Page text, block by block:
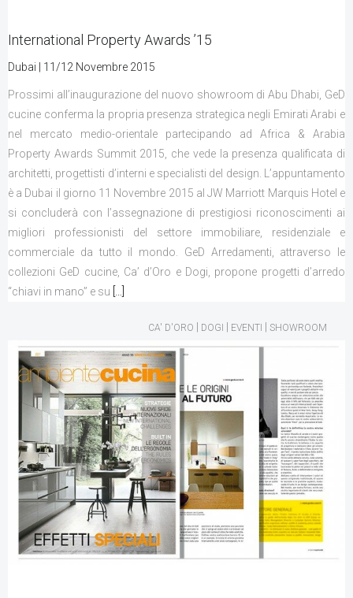
International Property Awards ’15
Dubai | 11/12 Novembre 2015
Prossimi all’inaugurazione del nuovo showroom di Abu Dhabi, GeD
cucine conferma la propria presenza strategica negli Emirati Arabi e
nel mercato medio-orientale partecipando ad Africa & Arabia
Property Awards Summit 2015, che vede la presenza qualificata di
architetti, progettisti d’interni e specialisti del design. L’appuntamento
è a Dubai il giorno 11 Novembre 2015 al JW Marriott Marquis Hotel e
si concluderà con l’assegnazione di prestigiosi riconoscimenti ai
migliori professionisti del settore immobiliare, residenziale e
commerciale da tutto il mondo. GeD Arredamenti, attraverso le
collezioni GeD cucine, Ca’ d’Oro e Dogi, propone progetti d’arredo
“chiavi in mano” e su
CA' D'ORO | DOGI | EVENTI | SHOWROOM